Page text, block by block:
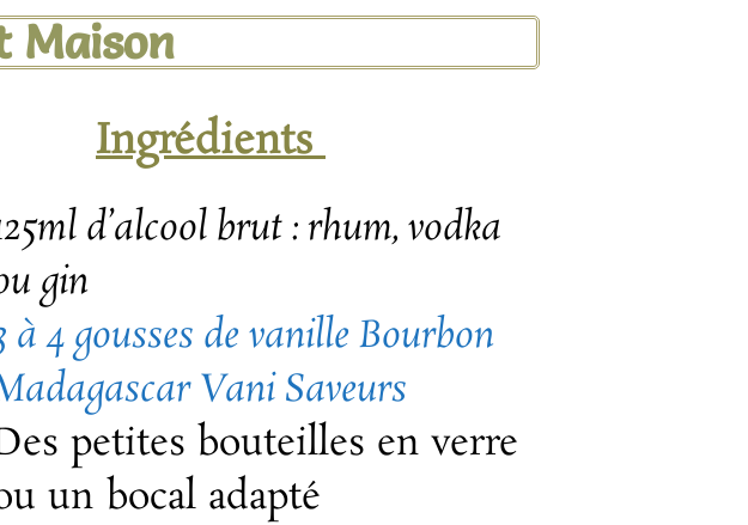
Maison
Ingrédients
d’alcool brut : rhum, vodka
gin
à 4 gousses de vanille Bourbon
Vani Saveurs
petites bouteilles en verre
un bocal adapté